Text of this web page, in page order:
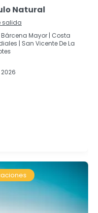
Natural
salida
Bárcena Mayor | Costa
| San Vicente De La